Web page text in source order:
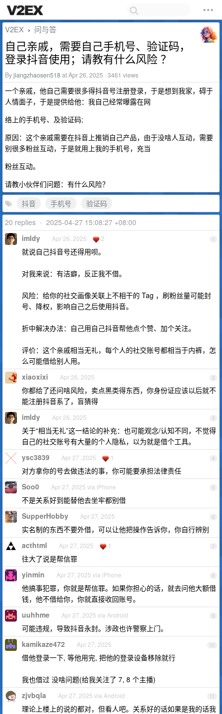
V2EX › 问与答
自己亲戚，需要自己手机号、验证码，
登录抖音使用；请教有什么风险 ？
Byjiangzhaosen518at Apr 26, 2025 · 3461 views
一个亲戚，他自己需要很多得抖音号注册登录，于是想到我家，碍于
人情面子，于是提供给他：我自己经常曝露在网
络上的手机号、及验证码;
原因：这个亲戚需要在抖音上推销自己产品，由于没啥人互动，需要
别很多粉丝互动，于是就用上我的手机号，充当
粉丝互动。
请教小伙伴们问题：有什么风险？
抖音
手机号
验证码
20 replies • 2025-04-27 15:08:27 +08:00
1
imldy Apr 26, 2025 2
就说自己抖音号还得用呗。
对我来说：有洁癖，反正我不借。
风险：给你的社交画像关联上不相干的 Tag ，刷粉丝量可能封
号、降权，影响自己之后使用抖音。
折中解决办法：自己用自己抖音帮他点个赞、加个关注。
评价：这个亲戚相当无礼，每个人的社交账号都相当于内裤，怎
么可能借给别人用。
2
xiaoxixi Apr 26, 2025
你都给了还问啥风险，卖点黑类得东西，你身份证应该以后就不
能注册抖音系了，盲猜得
3
imldy Apr 26, 2025
关于“相当无礼”这一结论的补充：也可能观念/认知不同，不觉得
自己的社交账号有大量的个人隐私，以为就是借个工具。
4
ysc3839 Apr 27, 2025 1
对方拿你的号去做违法的事，你可能要承担法律责任
5
Soo0 Apr 27, 2025 via iPhone
不是关系好到能替他去坐牢都别借
6
SupperHobby Apr 27, 2025
实名制的东西不要外借，可以让他把操作告诉你，你自行辨别
7
acthtml Apr 27, 2025 1
往大了说是帮信罪
8
yinmin Apr 27, 2025 via iPhone
他搞事犯罪，你就是帮信罪。如果你担心的话，就去问他大额借
钱，他不借给你，你就直接收回账号。
9
uuhhme Apr 27, 2025 via Android
可能违规，导致抖音永封。涉政也许警察上门。
10
kamikaze472 Apr 27, 2025
借他登录一下, 等他用完, 把他的登录设备移除就行
我也借过 没啥问题(给我关注了 7, 8 个主播)
11
zjvbqla Apr 27, 2025 via Android
理论上楼上的说的都对，但看人吧。关系好的话如果是我的话我